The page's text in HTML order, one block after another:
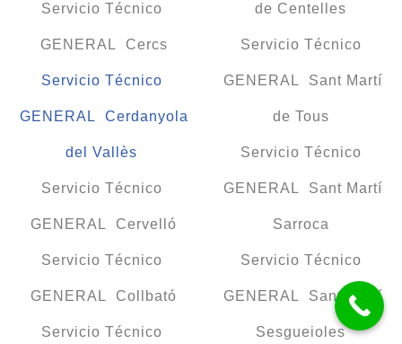
Servicio Técnico
GENERAL Cercs
Servicio Técnico
GENERAL Cerdanyola
del Vallès
Servicio Técnico
GENERAL Cervelló
Servicio Técnico
GENERAL Collbató
Servicio Técnico
de Centelles
Servicio Técnico
GENERAL Sant Martí
de Tous
Servicio Técnico
GENERAL Sant Martí
Sarroca
Servicio Técnico
GENERAL Sant Martí
Sesgueioles